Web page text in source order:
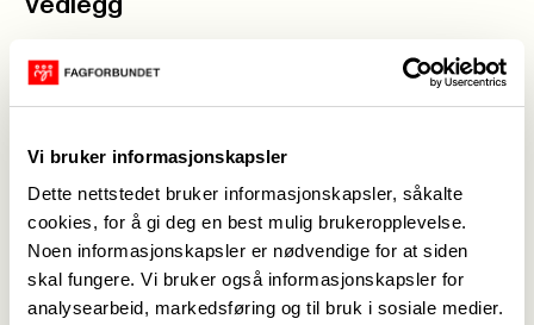
Vi bruker informasjonskapsler
Dette nettstedet bruker informasjonskapsler, såkalte
cookies, for å gi deg en best mulig brukeropplevelse.
Noen informasjonskapsler er nødvendige for at siden
skal fungere. Vi bruker også informasjonskapsler for
analysearbeid, markedsføring og til bruk i sosiale medier.
Vedlegg
FORSLAG PÅ KANDIDATER TIL STYRET I
Verveplan 2024- 2025.docx
Handlingplan og tillitaksplan 2024 - 2025.pdf